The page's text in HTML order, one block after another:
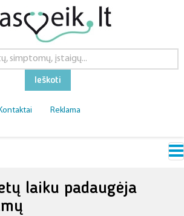
Ieškoti
Kontaktai Reklama
laiku padaugėja